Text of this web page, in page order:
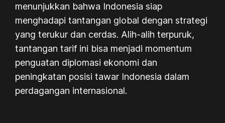
menunjukkan bahwa Indonesia siap
menghadapi tantangan global dengan strategi
yang terukur dan cerdas. Alih-alih terpuruk,
tantangan tarif ini bisa menjadi momentum
penguatan diplomasi ekonomi dan
peningkatan posisi tawar Indonesia dalam
perdagangan internasional.